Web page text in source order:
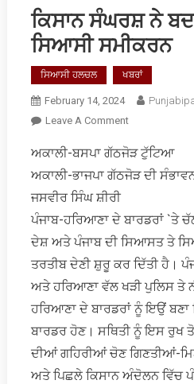
ਕਿਸਾਨ ਸੰਘਰਸ਼ ਨੇ
ਸਿਆਸੀ ਸਮੀਕਰਨ
ਸਿਆਸੀ ਹਲਚਲ ਖਬਰਾਂ
February 14, 2024
Leave A CommentOn
ਸੰਘਰਸ਼
ਨੇ
ਸਿਆਸੀ
ਸਮੀਕਰਨ
ਅਕਾਲੀ-ਬਸਪਾ ਗੱਠਜੋੜ ਟੁੱਟਿਆ
ਅਕਾਲੀ-ਭਾਜਪਾ ਗੱਠਜੋੜ ਦੀ
ਜਸਵੀਰ ਸਿੰਘ ਸ਼ੀਰੀ
ਪੰਜਾਬ-ਹਰਿਆਣਾ ਦੇ ਬਾਰਡਰਾਂ `ਤੇ
ਦੇਸ਼ ਅਤੇ ਪੰਜਾਬ ਦੀ ਸਿਆਸਤ ਤੇ
ਤਰਤੀਬ ਦੇਣੀ ਸ਼ੁਰੂ ਕਰ ਦਿੱਤੀ ਹੈ।
ਅਤੇ ਹਰਿਆਣਾ ਵੱਲ ਖੜੀ ਪੁਲਿਸ ਤੇ
ਹਰਿਆਣਾ ਦੇ ਬਾਰਡਰਾਂ ਨੂੰ ਇਉਂ ਬਣਾ
ਬਾਰਡਰ ਹੋਣ। ਸਥਿਤੀ ਨੂੰ ਇਸ ਰੁਖ
ਦੀਆਂ ਗਹਿਰੀਆਂ ਚੋਣ ਗਿਣਤੀਆਂ-
ਅਤੇ ਪਿਛਲੇ ਕਿਸਾਨ ਅੰਦੋਲਨ ਵਿੱਚ